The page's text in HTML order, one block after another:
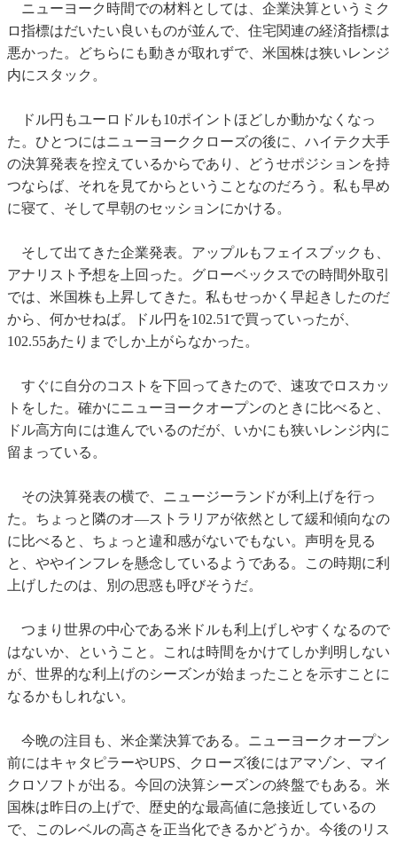
ニューヨーク時間での材料としては、企業決算というミク
ロ指標はだいたい良いものが並んで、住宅関連の経済指標は
悪かった。どちらにも動きが取れずで、米国株は狭いレンジ
内にスタック。
ドル円もユーロドルも10ポイントほどしか動かなくなっ
た。ひとつにはニューヨーククローズの後に、ハイテク大手
の決算発表を控えているからであり、どうせポジションを持
つならば、それを見てからということなのだろう。私も早め
に寝て、そして早朝のセッションにかける。
そして出てきた企業発表。アップルもフェイスブックも、
アナリスト予想を上回った。グローベックスでの時間外取引
では、米国株も上昇してきた。私もせっかく早起きしたのだ
から、何かせねば。ドル円を102.51で買っていったが、
102.55あたりまでしか上がらなかった。
すぐに自分のコストを下回ってきたので、速攻でロスカッ
トをした。確かにニューヨークオープンのときに比べると、
ドル高方向には進んでいるのだが、いかにも狭いレンジ内に
留まっている。
その決算発表の横で、ニュージーランドが利上げを行っ
た。ちょっと隣のオ―ストラリアが依然として緩和傾向なの
に比べると、ちょっと違和感がないでもない。声明を見る
と、ややインフレを懸念しているようである。この時期に利
上げしたのは、別の思惑も呼びそうだ。
つまり世界の中心である米ドルも利上げしやすくなるので
はないか、ということ。これは時間をかけてしか判明しない
が、世界的な利上げのシーズンが始まったことを示すことに
なるかもしれない。
今晩の注目も、米企業決算である。ニューヨークオープン
前にはキャタピラーやUPS、クローズ後にはアマゾン、マイ
クロソフトが出る。今回の決算シーズンの終盤でもある。米
国株は昨日の上げで、歴史的な最高値に急接近しているの
で、このレベルの高さを正当化できるかどうか。今後のリス